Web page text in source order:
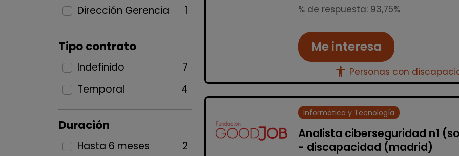
Dirección Gerencia
1
Tipo contrato
Indefinido
7
Temporal
4
Duración
Hasta 6 meses
2
% de respuesta: 93,75%
Me interesa
accessibility_new Personas con
Informática y Tecnología
Analista ciberseguridad n1
- discapacidad (madrid)